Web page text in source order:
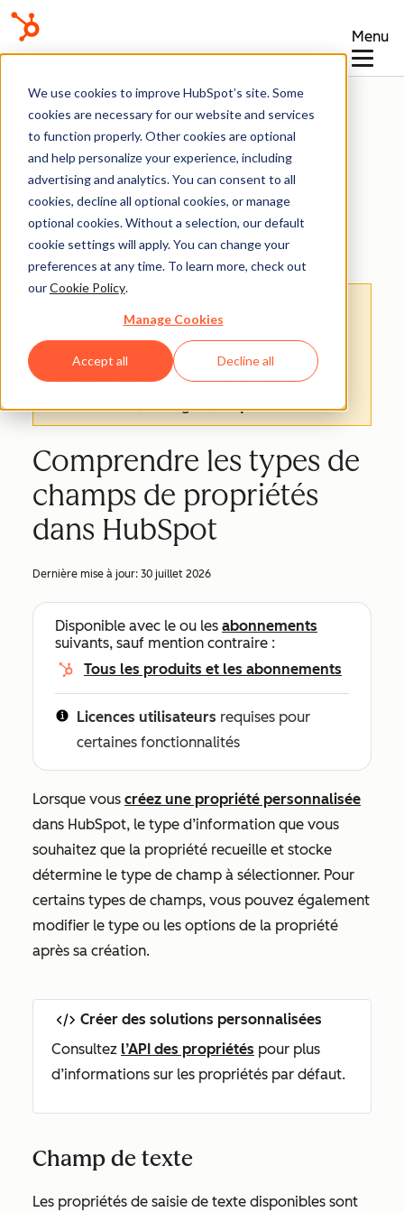
We use cookies to improve HubSpot’s site. Some
cookies are necessary for our website and services
to function properly. Other cookies are optional
and help personalize your experience, including
advertising and analytics. You can consent to all
cookies, decline all optional cookies, or manage
optional cookies. Without a selection, our default
cookie settings will apply. You can change your
preferences at any time. To learn more, check out
ourCookie Policy.
Manage Cookies
Accept all Decline all
Menu
Base de connaissances
Propriétés
la traduction automatique, l'exactitude et la
fidélité de la traduction ne sont donc pas
garanties.Pour consulter la version originale
de cet article, en anglais,cliquez ici.
Comprendre les types de
champs de propriétés
dans HubSpot
Dernière mise à jour: 30 juillet 2026
Disponible avec le ou les abonnements
suivants, sauf mention contraire :
Tous les produits et les abonnements
Licences utilisateurs requises pour
certaines fonctionnalités
Lorsque vous créez une propriété personnalisée
dans HubSpot, le type d’information que vous
souhaitez que la propriété recueille et stocke
détermine le type de champ à sélectionner. Pour
certains types de champs, vous pouvez également
modifier le type ou les options de la propriété
après sa création.
Créer des solutions personnalisées
Consultez l’API des propriétés pour plus
d’informations sur les propriétés par défaut.
Champ de texte
Les propriétés de saisie de texte disponibles sont